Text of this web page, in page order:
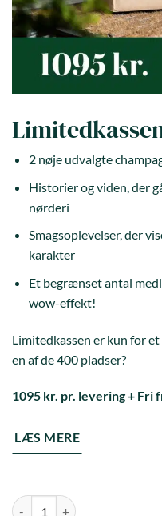
2 nøje udvalgte
Historier og viden, der
nørderi
Smagsoplevelser, der
karakter
Et begrænset antal
wow-effekt!
Limitedkassen er kun for
en af de 400 pladser?
1095 kr. pr. levering + Fri
LÆS MERE
Limitedkassen antal